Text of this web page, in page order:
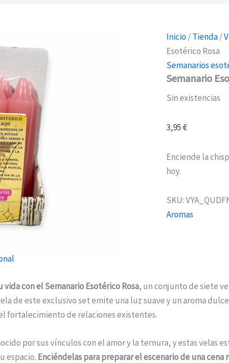
Inicio/Tienda/
Esotérico Rosa
Semanarios
Semanario
Sin existencias
3,95€
Enciende la
hoy.
SKU:
Aromas
con el Semanario Esotérico Rosa, un conjunto de siete
de este exclusivo set emite una luz suave y un aroma
fortalecimiento de relaciones existentes.
por sus vínculos con el amor y la ternura, y estas velas
espacio. Enciéndelas para preparar el escenario de una cena